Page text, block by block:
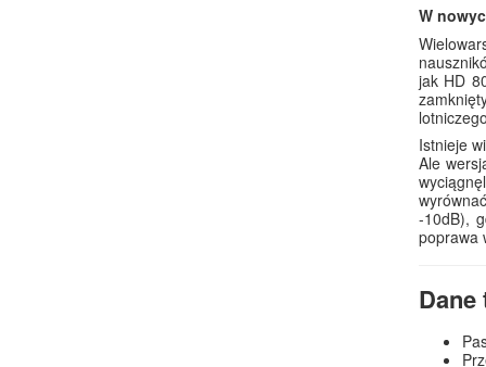
W
jak HD
Istnieje
Ale
-10dB),
poprawa
Dane